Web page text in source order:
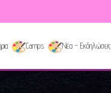
Camps Νέα - Εκδηλώσεις